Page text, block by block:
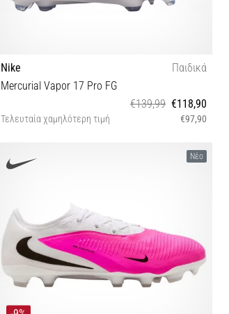
Nike
Παιδικά
Mercurial Vapor 17 Pro FG
€139,99 €118,90
Τελευταία χαμηλότερη τιμή €97,90
Νέο